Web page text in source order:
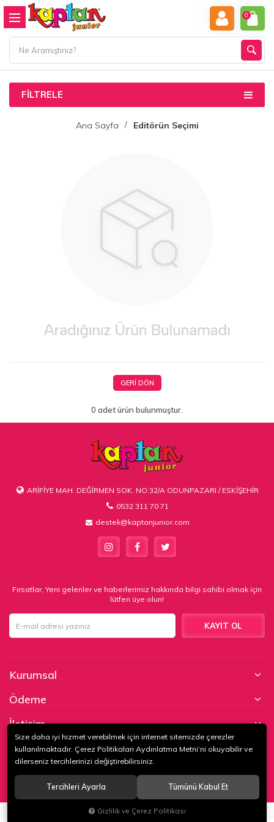
0
FILTRELE
Ana Sayfa Editörün Seçimi
GERI DÖN
0 adet ürün bulunmuştur.
ARİFİYE MAH. DEĞİRMEN SOK. NO:32/A ODUNPAZARI / ESKİŞEHİR
0532 311 70 71
destek@kaptanjunior.com
Fırsatlar, Yeni gelenler ve haberlerimiz hakkında bilgi sahibi olmak için
lütfen üye olun!
KAYIT OL
Kurumsal
Ödeme
İletişim
© 2020KAPTAN KUNDURA DERİ MAMÜLLERİ KONF. TİC. VE SAN. LTD.
ŞTİ. Tüm hakları saklıdır.
Yeni Nesil E-Ticaret Sistemleri ile Hazırlanmıştır.
Size daha iyi hizmet verebilmek için internet sitemizde çerezler
kullanılmaktadır. Çerez Politikaları Aydınlatma Metni’ni okuyabilir ve
dilerseniz tercihlerinizi değiştirebilirsiniz.
Tercihleri Ayarla Tümünü Kabul Et
Gizlilik ve Çerez Politikası